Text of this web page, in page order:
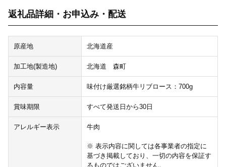
返礼品詳細・お申込み・配送
原産地 北海道産
加工地(製造地) 北海道 森町
内容量 味付け厳選銘柄牛リブロース：700g
賞味期限 すべて発送日から30日
アレルギー表示 牛肉
※ 表示内容に関しては各事業者の指定に
基づき掲載しており、一切の内容を保証す
るものではございません。